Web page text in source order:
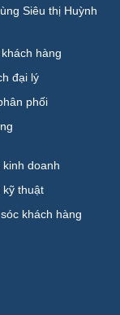
Siêu thị Huỳnh
hàng
đại lý
phối
kinh doanh
kỹ thuật
khách hàng